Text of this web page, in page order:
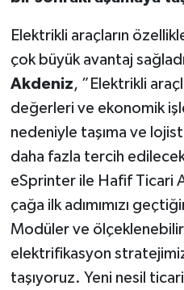
Elektrikli araçların
çok büyük avantaj
Akdeniz, ”Elektrikli
değerleri ve ekonomik
nedeniyle taşıma ve
daha fazla tercih
eSprinter ile Hafif Ticari
çağa ilk adımımızı
Modüler ve
elektrifikasyon
taşıyoruz. Yeni nesil